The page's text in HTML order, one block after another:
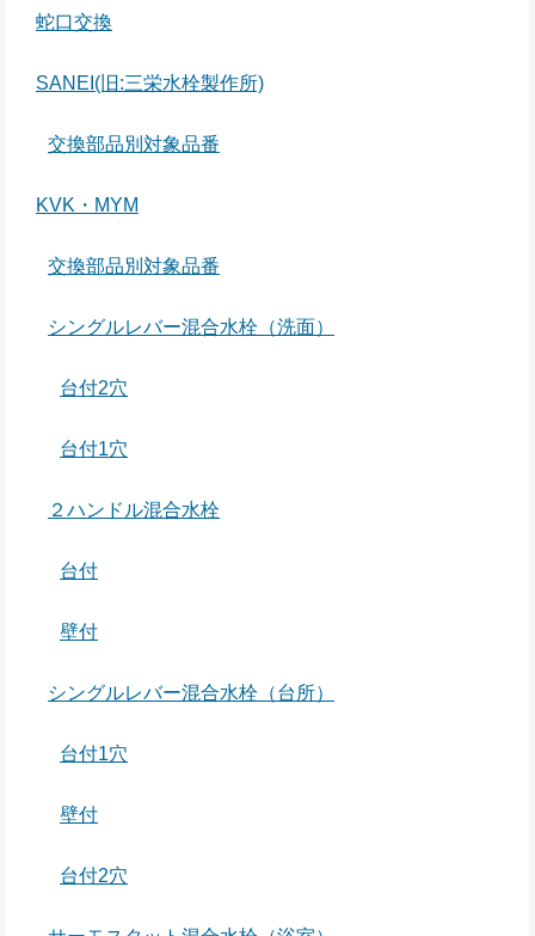
蛇口交換
SANEI(旧:三栄水栓製作所)
交換部品別対象品番
KVK・MYM
交換部品別対象品番
シングルレバー混合水栓（洗面）
台付2穴
台付1穴
２ハンドル混合水栓
台付
壁付
シングルレバー混合水栓（台所）
台付1穴
壁付
台付2穴